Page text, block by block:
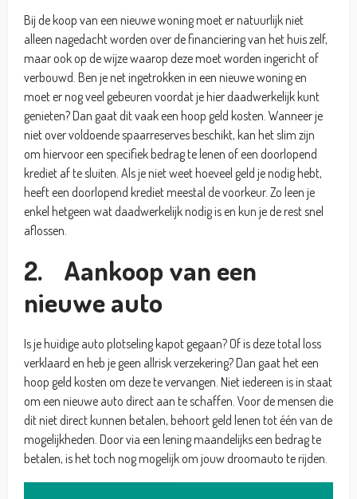
Bij de koop van een nieuwe woning moet er natuurlijk niet
alleen nagedacht worden over de financiering van het huis zelf,
maar ook op de wijze waarop deze moet worden ingericht of
verbouwd. Ben je net ingetrokken in een nieuwe woning en
moet er nog veel gebeuren voordat je hier daadwerkelijk kunt
genieten? Dan gaat dit vaak een hoop geld kosten. Wanneer je
niet over voldoende spaarreserves beschikt, kan het slim zijn
om hiervoor een specifiek bedrag te lenen of een doorlopend
krediet af te sluiten. Als je niet weet hoeveel geld je nodig hebt,
heeft een doorlopend krediet meestal de voorkeur. Zo leen je
enkel hetgeen wat daadwerkelijk nodig is en kun je de rest snel
aflossen.
2. Aankoop van een
nieuwe auto
Is je huidige auto plotseling kapot gegaan? Of is deze total loss
verklaard en heb je geen allrisk verzekering? Dan gaat het een
hoop geld kosten om deze te vervangen. Niet iedereen is in staat
om een nieuwe auto direct aan te schaffen. Voor de mensen die
dit niet direct kunnen betalen, behoort geld lenen tot één van de
mogelijkheden. Door via een lening maandelijks een bedrag te
betalen, is het toch nog mogelijk om jouw droomauto te rijden.